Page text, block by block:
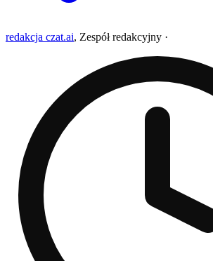
redakcja czat.ai, Zespół redakcyjny ·